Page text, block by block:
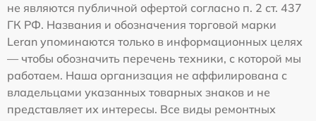
не являются публичной офертой согласно п. 2 ст. 437
ГК РФ. Названия и обозначения торговой марки
Leran упоминаются только в информационных целях
— чтобы обозначить перечень техники, с которой мы
работаем. Наша организация не аффилирована с
владельцами указанных товарных знаков и не
представляет их интересы. Все виды ремонтных